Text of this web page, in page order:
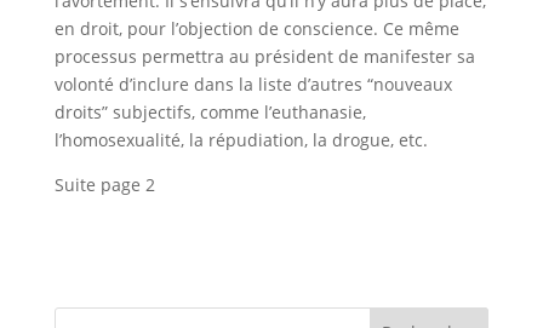
en droit, pour l’objection de conscience. Ce même
processus permettra au président de manifester sa
volonté d’inclure dans la liste d’autres “nouveaux
droits” subjectifs, comme l’euthanasie,
l’homosexualité, la répudiation, la drogue, etc.
Suite page 2